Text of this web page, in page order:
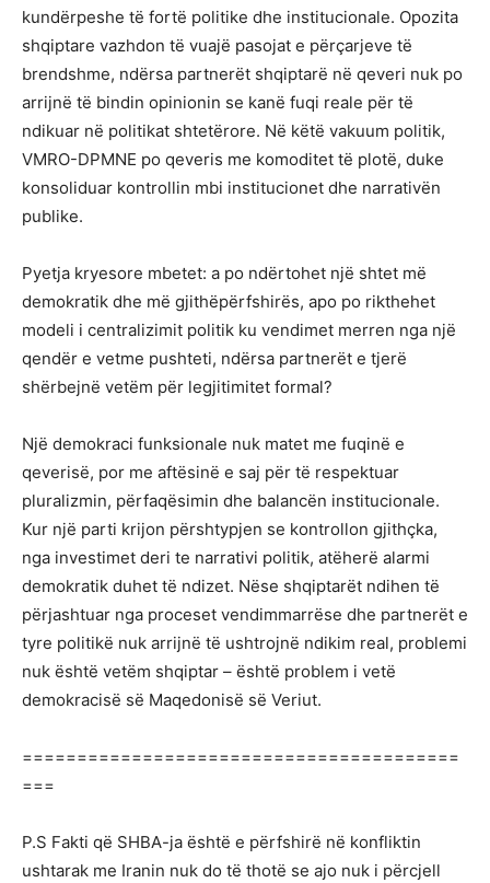
kundërpeshe të fortë politike dhe institucionale. Opozita
shqiptare vazhdon të vuajë pasojat e përçarjeve të
brendshme, ndërsa partnerët shqiptarë në qeveri nuk po
arrijnë të bindin opinionin se kanë fuqi reale për të
ndikuar në politikat shtetërore. Në këtë vakuum politik,
VMRO-DPMNE po qeveris me komoditet të plotë, duke
konsoliduar kontrollin mbi institucionet dhe narrativën
publike.
Pyetja kryesore mbetet: a po ndërtohet një shtet më
demokratik dhe më gjithëpërfshirës, apo po rikthehet
modeli i centralizimit politik ku vendimet merren nga një
qendër e vetme pushteti, ndërsa partnerët e tjerë
shërbejnë vetëm për legjitimitet formal?
Një demokraci funksionale nuk matet me fuqinë e
qeverisë, por me aftësinë e saj për të respektuar
pluralizmin, përfaqësimin dhe balancën institucionale.
Kur një parti krijon përshtypjen se kontrollon gjithçka,
nga investimet deri te narrativi politik, atëherë alarmi
demokratik duhet të ndizet. Nëse shqiptarët ndihen të
përjashtuar nga proceset vendimmarrëse dhe partnerët e
tyre politikë nuk arrijnë të ushtrojnë ndikim real, problemi
nuk është vetëm shqiptar – është problem i vetë
demokracisë së Maqedonisë së Veriut.
========================================
===
P.S Fakti që SHBA-ja është e përfshirë në konfliktin
ushtarak me Iranin nuk do të thotë se ajo nuk i përcjell